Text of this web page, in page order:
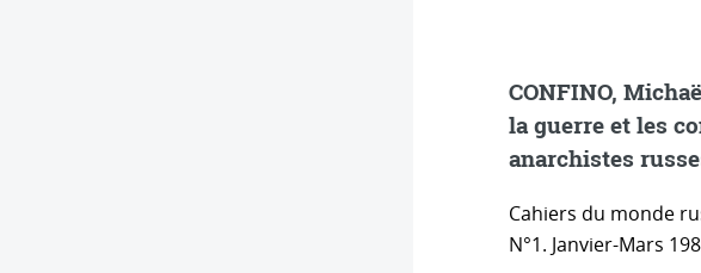
CONFINO,
la guerre et les
anarchistes
Cahiers du monde
N°1. Janvier-Mars